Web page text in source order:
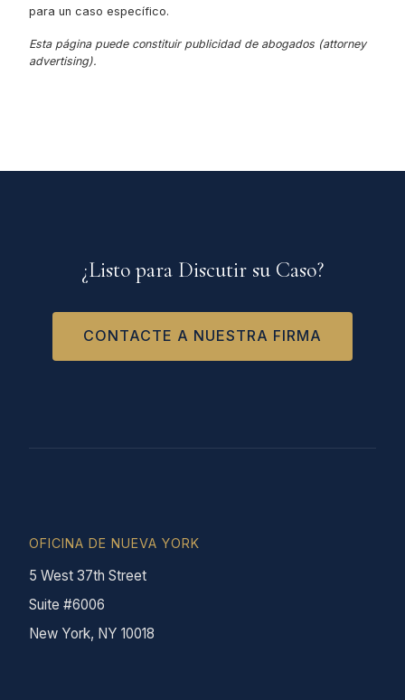
para un caso específico.
Esta página puede constituir publicidad de abogados (attorney
advertising).
¿Listo para Discutir su Caso?
CONTACTE A NUESTRA FIRMA
OFICINA DE NUEVA YORK
5 West 37th Street
Suite #6006
New York, NY 10018